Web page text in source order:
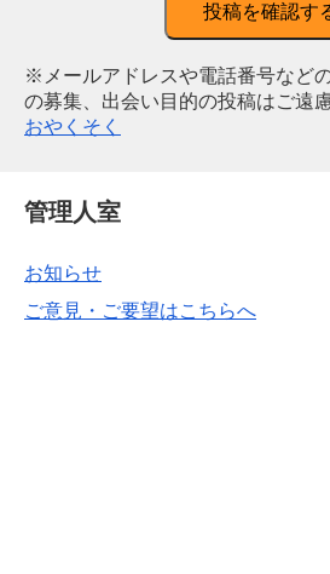
投稿を確認す
※メールアドレスや電話番号など
の募集、出会い目的の投稿はご遠
おやくそく
管理人室
お知らせ
ご意見・ご要望はこちらへ